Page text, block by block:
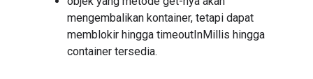
mengembalikan kontainer, tetapi dapat
memblokir hingga timeoutInMillis hingga
container tersedia.